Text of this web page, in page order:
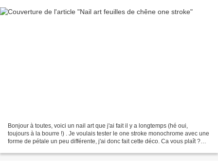
Bonjour à toutes, voici un nail art que j'ai fait il y a longtemps (hé oui,
toujours à la bourre !) . Je voulais tester le one stroke monochrome avec une
forme de pétale un peu différente, j'ai donc fait cette déco. Ca vous plaît ?